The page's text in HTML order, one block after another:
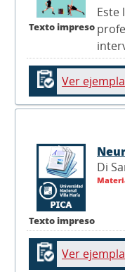
Texto impreso
Este
Ver
Texto impreso
Di
Ver